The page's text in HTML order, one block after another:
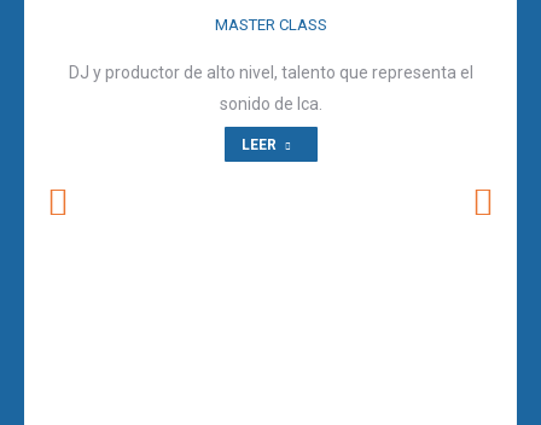
MASTER CLASS
DJ y productor de alto nivel, talento que representa el
sonido de Ica.
LEER